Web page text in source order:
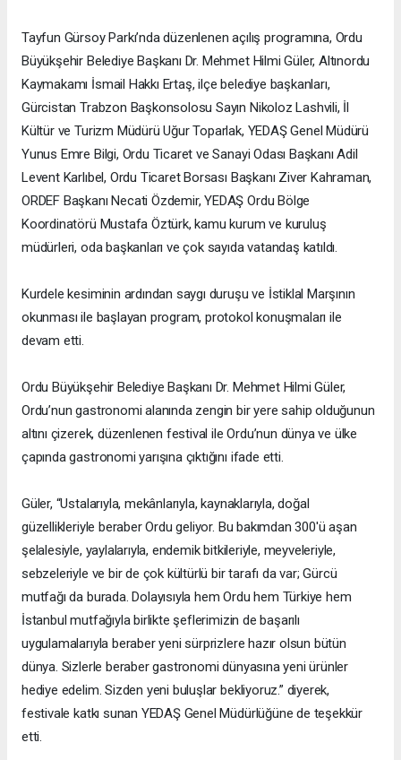
Tayfun Gürsoy Parkı’nda düzenlenen açılış programına, Ordu
Büyükşehir Belediye Başkanı Dr. Mehmet Hilmi Güler, Altınordu
Kaymakamı İsmail Hakkı Ertaş, ilçe belediye başkanları,
Gürcistan Trabzon Başkonsolosu Sayın Nikoloz Lashvili, İl
Kültür ve Turizm Müdürü Uğur Toparlak, YEDAŞ Genel Müdürü
Yunus Emre Bilgi, Ordu Ticaret ve Sanayi Odası Başkanı Adil
Levent Karlıbel, Ordu Ticaret Borsası Başkanı Ziver Kahraman,
ORDEF Başkanı Necati Özdemir, YEDAŞ Ordu Bölge
Koordinatörü Mustafa Öztürk, kamu kurum ve kuruluş
müdürleri, oda başkanları ve çok sayıda vatandaş katıldı.
Kurdele kesiminin ardından saygı duruşu ve İstiklal Marşının
okunması ile başlayan program, protokol konuşmaları ile
devam etti.
Ordu Büyükşehir Belediye Başkanı Dr. Mehmet Hilmi Güler,
Ordu’nun gastronomi alanında zengin bir yere sahip olduğunun
altını çizerek, düzenlenen festival ile Ordu’nun dünya ve ülke
çapında gastronomi yarışına çıktığını ifade etti.
Güler, “Ustalarıyla, mekânlarıyla, kaynaklarıyla, doğal
güzellikleriyle beraber Ordu geliyor. Bu bakımdan 300'ü aşan
şelalesiyle, yaylalarıyla, endemik bitkileriyle, meyveleriyle,
sebzeleriyle ve bir de çok kültürlü bir tarafı da var; Gürcü
mutfağı da burada. Dolayısıyla hem Ordu hem Türkiye hem
İstanbul mutfağıyla birlikte şeflerimizin de başarılı
uygulamalarıyla beraber yeni sürprizlere hazır olsun bütün
dünya. Sizlerle beraber gastronomi dünyasına yeni ürünler
hediye edelim. Sizden yeni buluşlar bekliyoruz.” diyerek,
festivale katkı sunan YEDAŞ Genel Müdürlüğüne de teşekkür
etti.